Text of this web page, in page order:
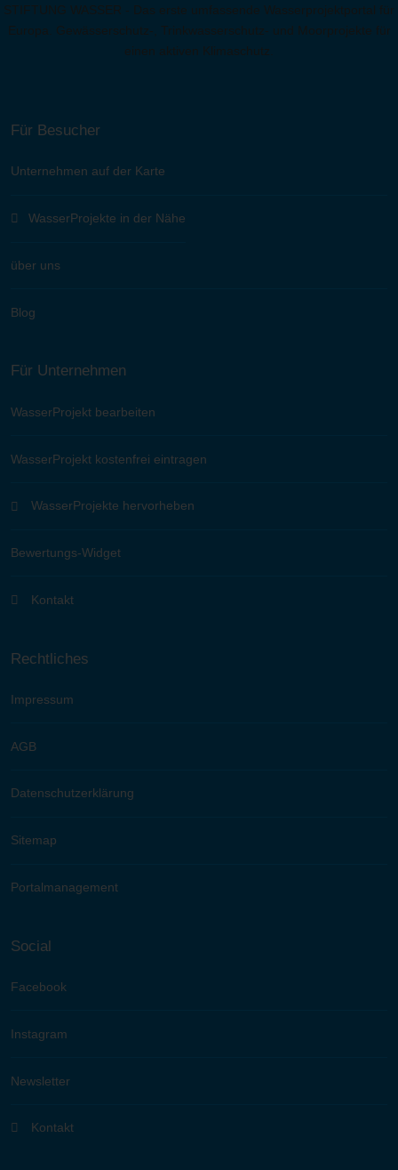
STIFTUNG WASSER - Das erste umfassende Wasserprojektportal für
Europa. Gewässerschutz-, Trinkwasserschutz- und Moorprojekte für
einen aktiven Klimaschutz.
Für Besucher
Unternehmen auf der Karte
WasserProjekte in der Nähe
über uns
Blog
Für Unternehmen
WasserProjekt bearbeiten
WasserProjekt kostenfrei eintragen
WasserProjekte hervorheben
Bewertungs-Widget
Kontakt
Rechtliches
Impressum
AGB
Datenschutzerklärung
Sitemap
Portalmanagement
Social
Facebook
Instagram
Newsletter
Kontakt